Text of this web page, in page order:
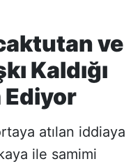
ve
Kaldığı
Ediyor
atılan iddiaya
ile samimi